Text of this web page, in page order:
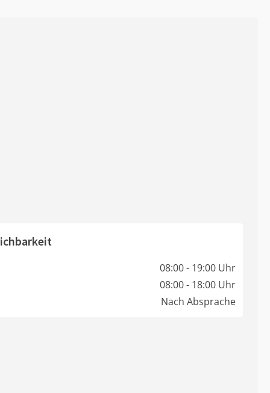
08:00 - 19:00 Uhr
08:00 - 18:00 Uhr
Nach Absprache